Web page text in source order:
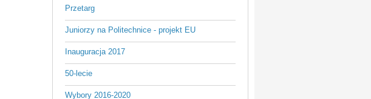
Przetarg
Juniorzy na Politechnice - projekt EU
Inauguracja 2017
50-lecie
Wybory 2016-2020